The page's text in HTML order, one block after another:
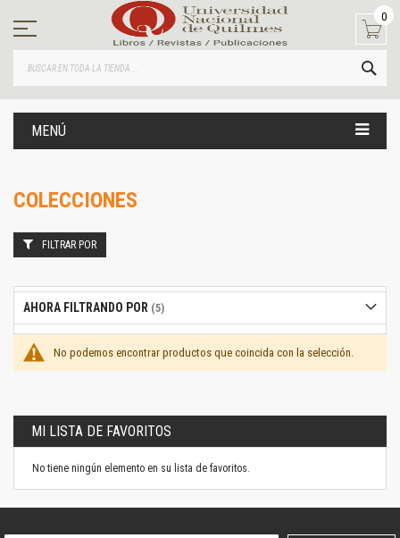
contenido
0
MENÚ
COLECCIONES
No podemos encontrar productos que coincida con la selección.
FILTRAR POR
AHORA FILTRANDO POR
MI LISTA DE FAVORITOS
No tiene ningún elemento en su lista de favoritos.